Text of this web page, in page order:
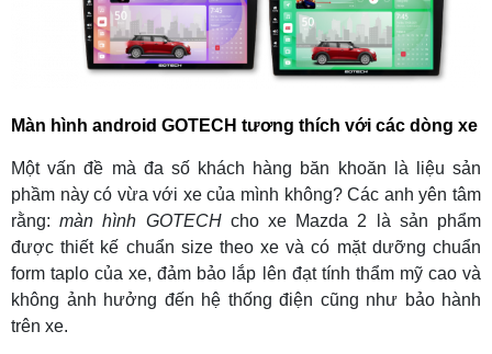
Màn hình android GOTECH tương thích với các dòng xe
Một vấn đề mà đa số khách hàng băn khoăn là liệu sản
phầm này có vừa với xe của mình không? Các anh yên tâm
rằng:màn hình GOTECHcho xe Mazda 2 là sản phẩm
được thiết kế chuẩn size theo xe và có mặt dưỡng chuẩn
form taplo của xe, đảm bảo lắp lên đạt tính thẩm mỹ cao và
không ảnh hưởng đến hệ thống điện cũng như bảo hành
trên xe.